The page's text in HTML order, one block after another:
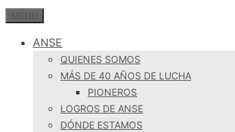
ANSE
QUIENES SOMOS
MÁS DE 40 AÑOS DE LUCHA
PIONEROS
LOGROS DE ANSE
DÓNDE ESTAMOS